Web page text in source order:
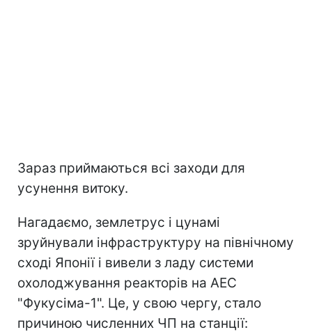
Зараз приймаються всі заходи для
усунення витоку.
Нагадаємо, землетрус і цунамі
зруйнували інфраструктуру на північному
сході Японії і вивели з ладу системи
охолоджування реакторів на АЕС
"Фукусіма-1". Це, у свою чергу, стало
причиною численних ЧП на станції: